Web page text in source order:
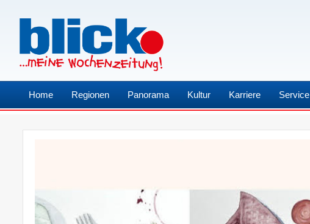
Home Regionen Panorama Kultur Karriere Service